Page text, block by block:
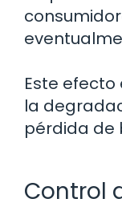
Este
la
pérdida de
Control